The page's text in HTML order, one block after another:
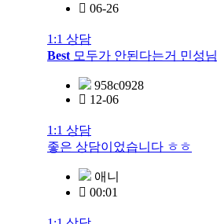
06-26
1:1 상담
Best 모두가 안된다는거 민성
958c0928
12-06
1:1 상담
좋은 상담이었습니다 ㅎㅎ
애니
00:01